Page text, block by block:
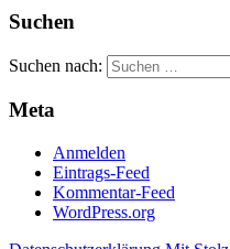
Suchen
Suchen nach:
Meta
Anmelden
Eintrags-Feed
Kommentar-Feed
WordPress.org